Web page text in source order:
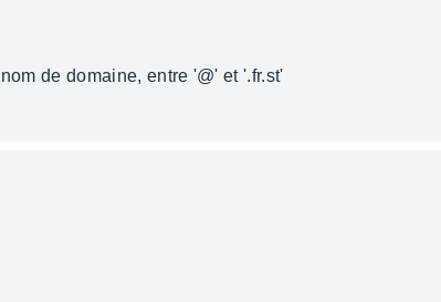
de domaine, entre '@' et '.fr.st'